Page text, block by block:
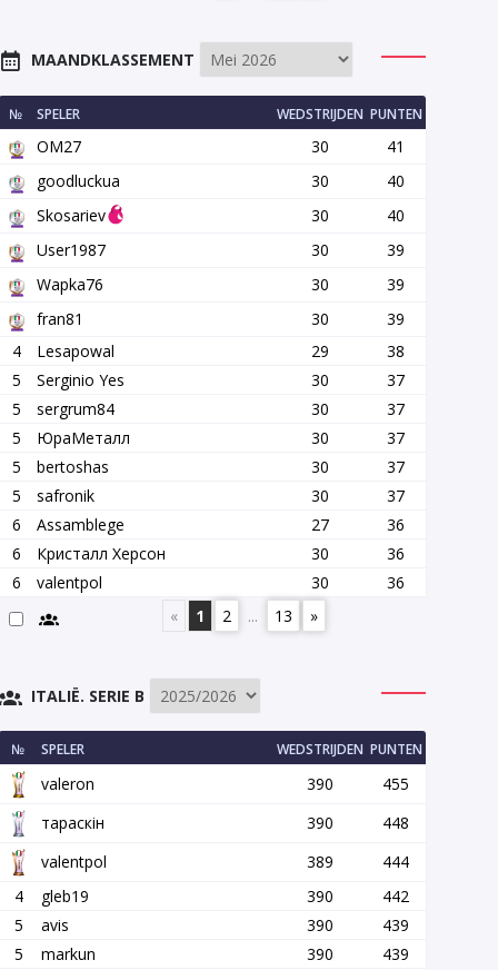
MAANDKLASSEMENT
№ SPELER WEDSTRIJDEN PUNTEN
OM27 30
41
goodluckua
30
40
Skosariev
30
40
User1987
30
39
Wapka76
30
39
fran81
30
39
4
Lesapowal 29
38
5
Serginio Yes 30
37
5
sergrum84 30
37
5
ЮраМеталл 30
37
5
bertoshas 30
37
5
safronik 30
37
6
Assamblege 27
36
6
Кристалл Херсон 30
36
6
valentpol 30
36
«
1 2 ... 13 »
ITALIË. SERIE B
№ SPELER WEDSTRIJDEN PUNTEN
valeron 390
455
тараскін
390
448
valentpol
389
444
4
gleb19 390
442
5
avis 390
439
5
markun 390 439